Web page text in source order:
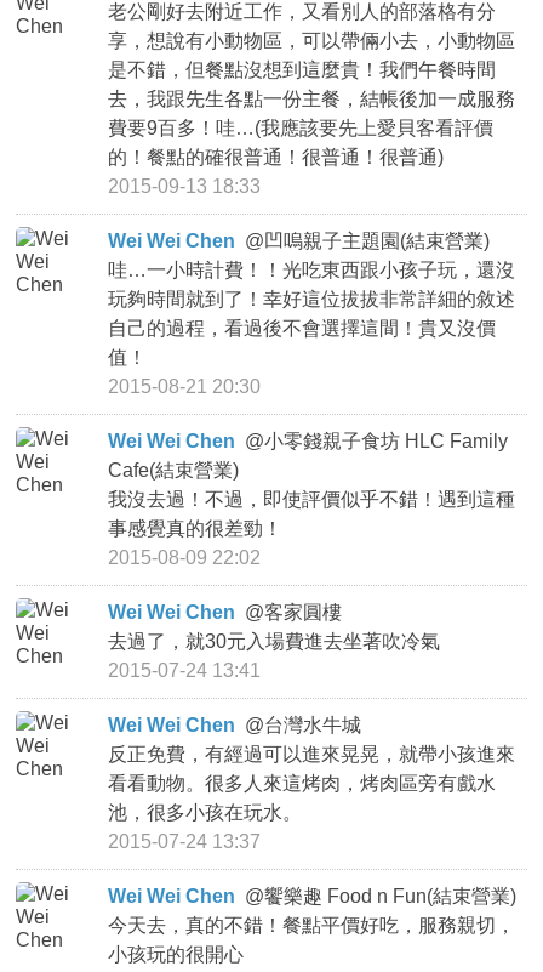
老公剛好去附近工作，又看別人的部落格有分
享，想說有小動物區，可以帶倆小去，小動物區
是不錯，但餐點沒想到這麼貴！我們午餐時間
去，我跟先生各點一份主餐，結帳後加一成服務
費要9百多！哇…(我應該要先上愛貝客看評價
的！餐點的確很普通！很普通！很普通)
2015-09-13 18:33
Wei Wei Chen @凹嗚親子主題園(結束營業)
哇…一小時計費！！光吃東西跟小孩子玩，還沒
玩夠時間就到了！幸好這位拔拔非常詳細的敘述
自己的過程，看過後不會選擇這間！貴又沒價
值！
2015-08-21 20:30
Wei Wei Chen @小零錢親子食坊 HLC Family
Cafe(結束營業)
我沒去過！不過，即使評價似乎不錯！遇到這種
事感覺真的很差勁！
2015-08-09 22:02
Wei Wei Chen @客家圓樓
去過了，就30元入場費進去坐著吹冷氣
2015-07-24 13:41
Wei Wei Chen @台灣水牛城
反正免費，有經過可以進來晃晃，就帶小孩進來
看看動物。很多人來這烤肉，烤肉區旁有戲水
池，很多小孩在玩水。
2015-07-24 13:37
Wei Wei Chen @饗樂趣 Food n Fun(結束營業)
今天去，真的不錯！餐點平價好吃，服務親切，
小孩玩的很開心